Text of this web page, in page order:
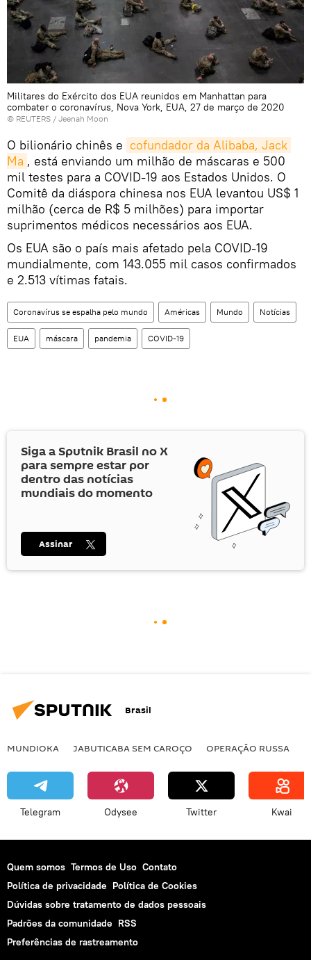
Militares do Exército dos EUA reunidos em Manhattan para
combater o coronavírus, Nova York, EUA, 27 de março de 2020
© REUTERS / Jeenah Moon
O bilionário chinês e cofundador da Alibaba, Jack
Ma , está enviando um milhão de máscaras e 500
mil testes para a COVID-19 aos Estados Unidos. O
Comitê da diáspora chinesa nos EUA levantou US$ 1
milhão (cerca de R$ 5 milhões) para importar
suprimentos médicos necessários aos EUA.
Os EUA são o país mais afetado pela COVID-19
mundialmente, com 143.055 mil casos confirmados
e 2.513 vítimas fatais.
Coronavírus se espalha pelo mundo Américas Mundo Notícias
EUA máscara pandemia COVID-19
Siga a Sputnik Brasil noX
para sempre estar por
dentro das notícias
mundiais do momento
Assinar
Brasil
MUNDIOKA JABUTICABA SEM CAROÇO OPERAÇÃO RUSSA
Telegram Odysee Twitter Kwai
Quem somos Termos de Uso Contato
Política de privacidade Política de Cookies
Dúvidas sobre tratamento de dados pessoais
Padrões da comunidade RSS
Preferências de rastreamento